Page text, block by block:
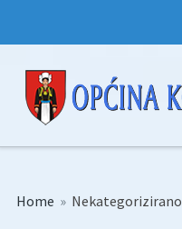
Home » Nekategorizirano